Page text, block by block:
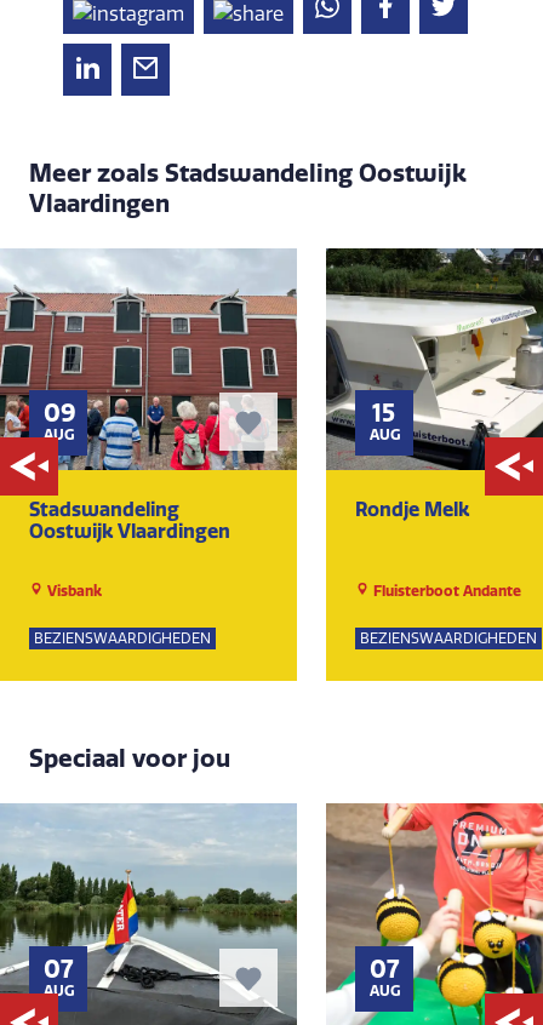
Meer zoals Stadswandeling Oostwijk
Vlaardingen
09
AUG
Stadswandeling
Oostwijk Vlaardingen
Visbank
BEZIENSWAARDIGHEDEN
15
AUG
Rondje Melk
Fluisterboot Andante
BEZIENSWAARDIGHEDEN
Speciaal voor jou
07
AUG
07
AUG